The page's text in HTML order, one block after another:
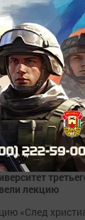
жизни
этой
служению
родного
для
лекцию
«След